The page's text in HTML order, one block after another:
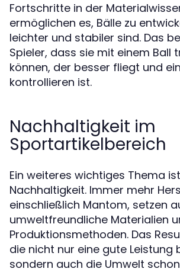
Fortschritte in der
ermöglichen es, Bälle zu
leichter und stabiler sind. Das
Spieler, dass sie mit einem Ball
können, der besser fliegt und
kontrollieren ist.
Nachhaltigkeit im
Sportartikelbereich
Ein weiteres wichtiges Thema
Nachhaltigkeit. Immer mehr
einschließlich Mantom, setzen
umweltfreundliche Materialien
Produktionsmethoden. Das
die nicht nur eine gute Leistung
sondern auch die Umwelt